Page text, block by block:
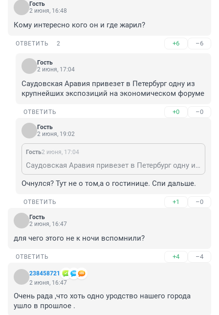
Гость
2 июня, 16:48
Кому интересно кого он и где жарил?
ОТВЕТИТЬ 2 +6 –6
Гость
2 июня, 17:04
Саудовская Аравия привезет в Петербург одну из
крупнейших экспозиций на экономическом форуме
ОТВЕТИТЬ +0 –0
Гость
2 июня, 19:02
Гость2 июня, 17:04
Саудовская Аравия привезет в Петербург одну из крупнейших экспозиций на экономическом форуме
Очнулся? Тут не о том,а о гостинице. Спи дальше.
ОТВЕТИТЬ +1 –0
Гость
2 июня, 16:47
для чего этого не к ночи вспомнили?
ОТВЕТИТЬ +4 –4
238458721
2 июня, 16:47
Очень рада ,что хоть одно уродство нашего города
ушло в прошлое .